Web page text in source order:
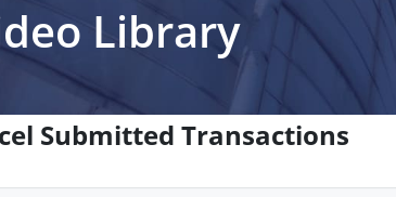
Library
Submitted Transactions